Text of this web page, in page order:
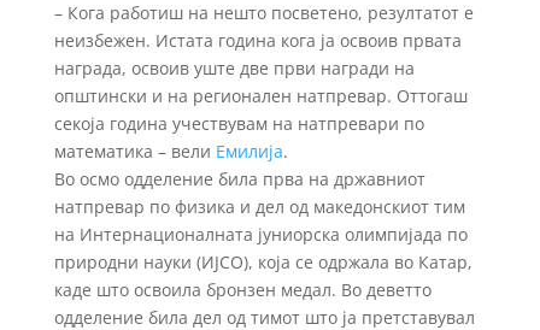
– Кога работиш на нешто посветено, резултатот е
неизбежен. Истата година кога ја освоив првата
награда, освоив уште две први награди на
општински и на регионален натпревар. Оттогаш
секоја година учествувам на натпревари по
математика – вели Емилија.
Во осмо одделение била прва на државниот
натпревар по физика и дел од македонскиот тим
на Интернационалната јуниорска олимпијада по
природни науки (ИЈСО), која се одржала во Катар,
каде што освоила бронзен медал. Во деветто
одделение била дел од тимот што ја претставувал